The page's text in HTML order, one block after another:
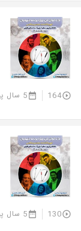
164 5 سال پیش
130 5 سال پیش